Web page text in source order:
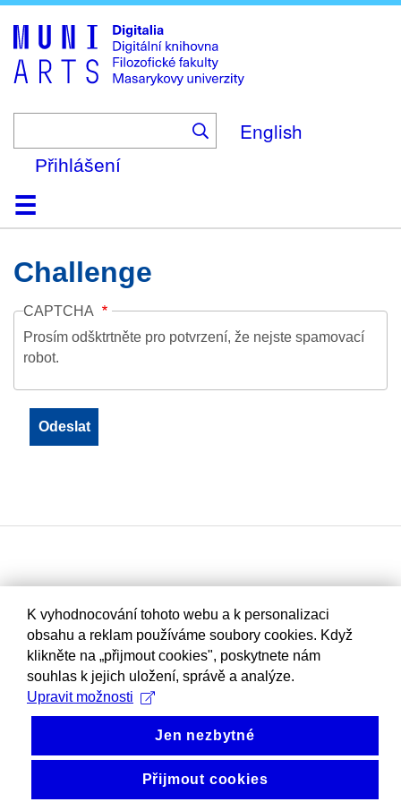
to
main
content
English
Přihlášení
DomůKolekce
Prohlížení
Vyhledávání
O platformě
Nápověda
KontaktDigitalia
Challenge
CAPTCHA
Prosím odšktrtněte pro potvrzení, že nejste spamovací
robot.
K vyhodnocování tohoto webu a k personalizaci
obsahu a reklam používáme soubory cookies. Když
klikněte na „přijmout cookies", poskytnete nám
souhlas k jejich uložení, správě a analýze.
Upravit možnosti
Jen nezbytné
Přijmout cookies